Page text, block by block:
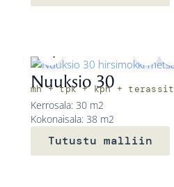
Nuuksio 30
mh + tpk + kph + terassit
Kerrosala: 30 m2
Kokonaisala: 38 m2
Tutustu malliin